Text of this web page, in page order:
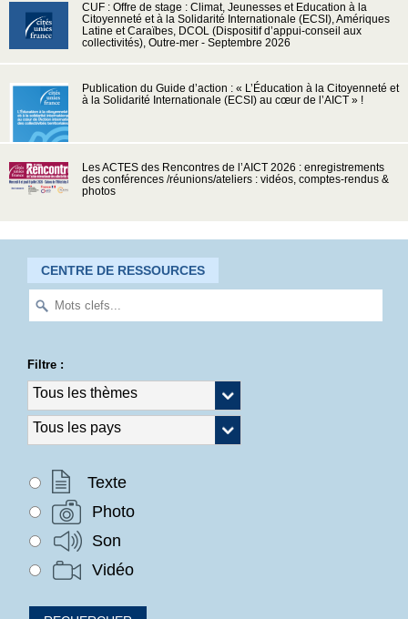
CUF : Offre de stage : Climat, Jeunesses et Education à la
Citoyenneté et à la Solidarité Internationale (ECSI), Amériques
Latine et Caraïbes, DCOL (Dispositif d’appui-conseil aux
collectivités), Outre-mer - Septembre 2026
Publication du Guide d’action : « L’Éducation à la Citoyenneté et
à la Solidarité Internationale (ECSI) au cœur de l’AICT » !
Les ACTES des Rencontres de l’AICT 2026 : enregistrements
des conférences /réunions/ateliers : vidéos, comptes-rendus &
photos
CENTRE DE RESSOURCES
Filtre :
Texte
Photo
Son
Vidéo